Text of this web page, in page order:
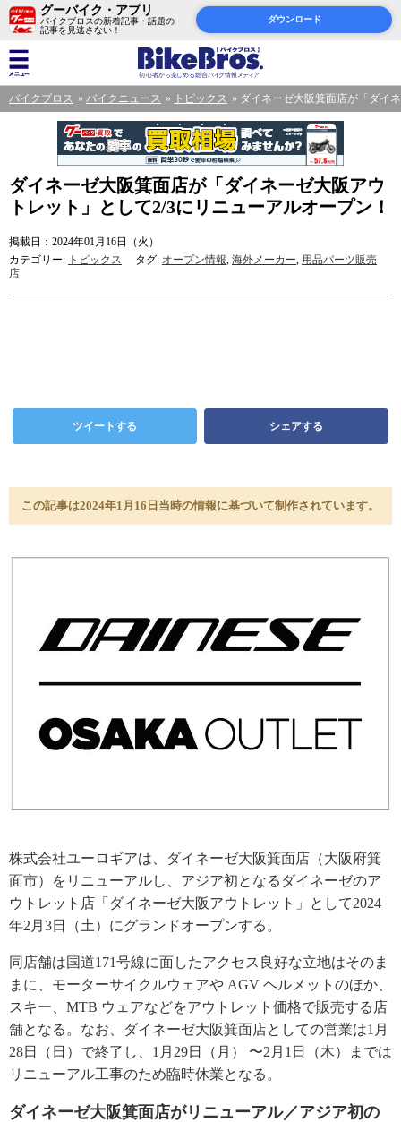
グーバイク・アプリ
バイクブロスの新着記事・話題の
記事を見逃さない！
ダウンロード
バイクブロス バイクニュース トピックス ダイネーゼ大阪箕面店が「ダイ
ダイネーゼ大阪箕面店が「ダイネーゼ大阪アウ
トレット」として2/3にリニューアルオープン！
掲載日：2024年01月16日（火）
カテゴリー: トピックス タグ: オープン情報, 海外メーカー, 用品パーツ販売
店
ツイートする シェアする
この記事は2024年1月16日当時の情報に基づいて制作されています。
株式会社ユーロギアは、ダイネーゼ大阪箕面店（大阪府箕
面市）をリニューアルし、アジア初となるダイネーゼのア
ウトレット店「ダイネーゼ大阪アウトレット」として2024
年2月3日（土）にグランドオープンする。
同店舗は国道171号線に面したアクセス良好な立地はそのま
まに、モーターサイクルウェアや AGV ヘルメットのほか、
スキー、MTB ウェアなどをアウトレット価格で販売する店
舗となる。なお、ダイネーゼ大阪箕面店としての営業は1月
28日（日）で終了し、1月29日（月） 〜2月1日（木）までは
リニューアル工事のため臨時休業となる。
ダイネーゼ大阪箕面店がリニューアル／アジア初の